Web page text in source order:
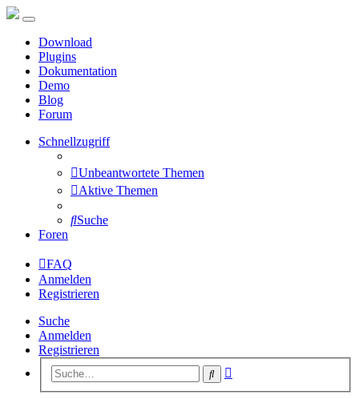
Download
Plugins
Dokumentation
Demo
Blog
Forum
Schnellzugriff
Unbeantwortete Themen
Aktive Themen
Suche
Foren
FAQ
Anmelden
Registrieren
Suche
Anmelden
Registrieren
Suche